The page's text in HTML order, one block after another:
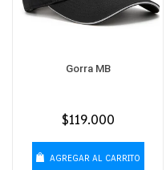
Gorra MB
Precio
$119.000
AGREGAR AL CARRITO